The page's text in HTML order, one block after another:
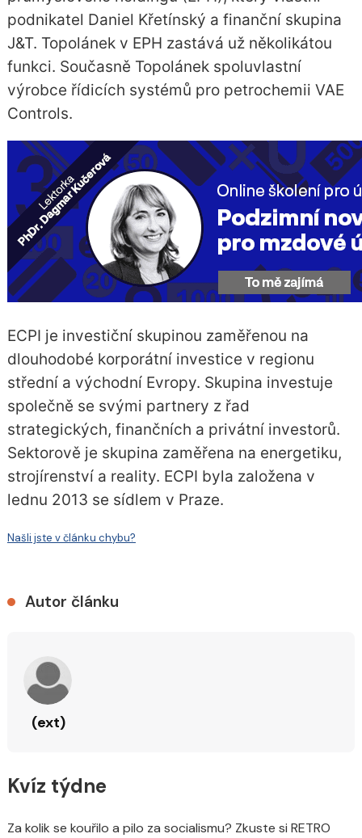
podnikatel Daniel Křetínský a finanční skupina
J&T. Topolánek v EPH zastává už několikátou
funkci. Současně Topolánek spoluvlastní
výrobce řídicích systémů pro petrochemii VAE
Controls.
ECPI je investiční skupinou zaměřenou na
dlouhodobé korporátní investice v regionu
střední a východní Evropy. Skupina investuje
společně se svými partnery z řad
strategických, finančních a privátní investorů.
Sektorově je skupina zaměřena na energetiku,
strojírenství a reality. ECPI byla založena v
lednu 2013 se sídlem v Praze.
Našli jste v článku chybu?
Autor článku
(ext)
Kvíz týdne
Za kolik se kouřilo a pilo za socialismu? Zkuste si RETRO